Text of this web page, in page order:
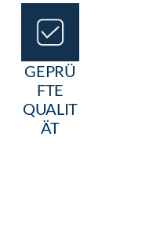
GEPRÜ
FTE
QUALIT
ÄT